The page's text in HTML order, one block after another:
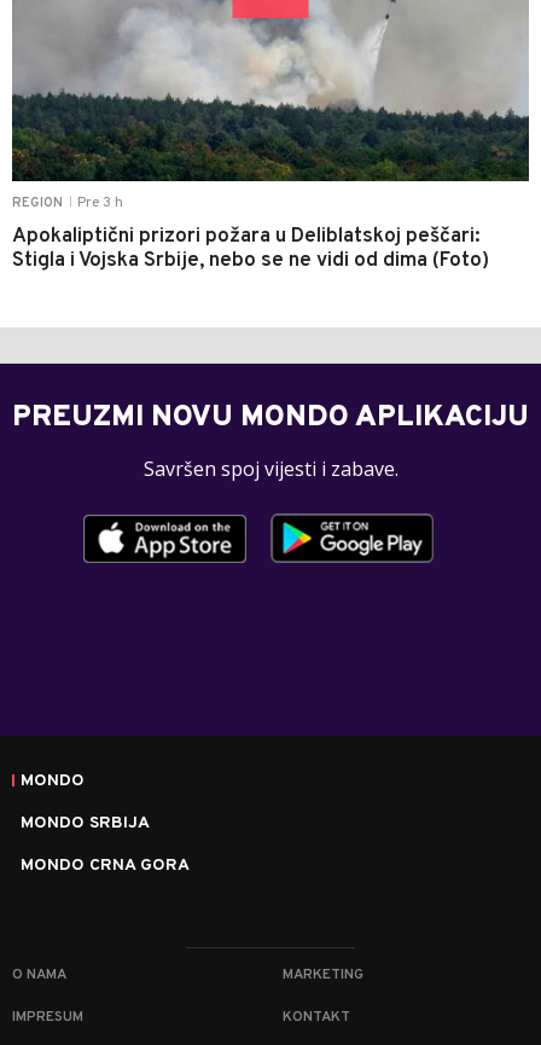
REGION Pre 3 h
Apokaliptični prizori požara u Deliblatskoj peščari:
Stigla i Vojska Srbije, nebo se ne vidi od dima (Foto)
PREUZMI NOVU MONDO APLIKACIJU
Savršen spoj vijesti i zabave.
MONDO
MONDO SRBIJA
MONDO CRNA GORA
O NAMA MARKETING
IMPRESUM KONTAKT